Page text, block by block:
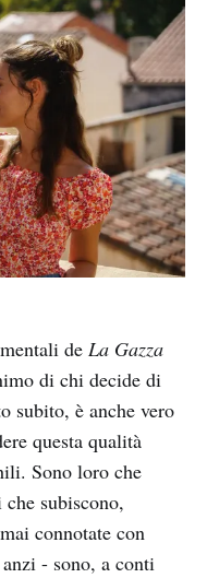
de La Gazza
di chi decide di
subito, è anche vero
questa qualità
Sono loro che
subiscono,
connotate con
- sono, a conti